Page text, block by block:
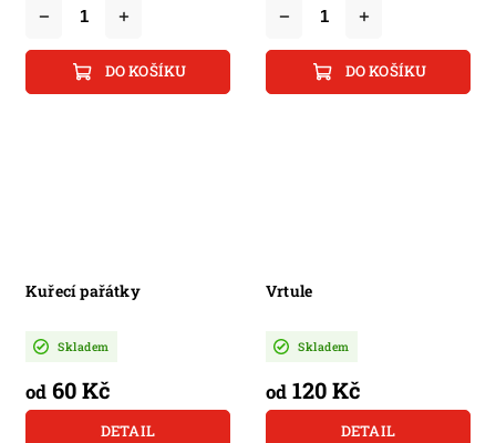
DO KOŠÍKU DO KOŠÍKU
Kuřecí pařátky
Skladem
od 60 Kč
DETAIL
Vrtule
Skladem
od 120 Kč
DETAIL